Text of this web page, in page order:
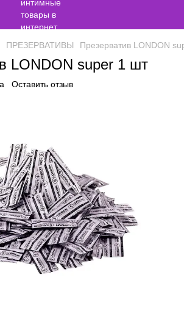
ПРЕЗЕРВАТИВЫ Презерватив LONDON
LONDON super 1 шт
Оставить отзыв